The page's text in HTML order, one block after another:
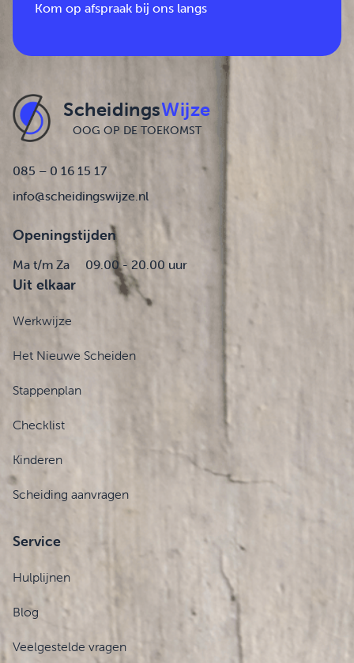
Kom op afspraak bij ons langs
ScheidingsWijze
OOG OP DE TOEKOMST
085 – 0 16 15 17
info@scheidingswijze.nl
Openingstijden
Ma t/m Za 09.00 - 20.00 uur
Uit elkaar
Werkwijze
Het Nieuwe Scheiden
Stappenplan
Checklist
Kinderen
Scheiding aanvragen
Service
Hulplijnen
Blog
Veelgestelde vragen